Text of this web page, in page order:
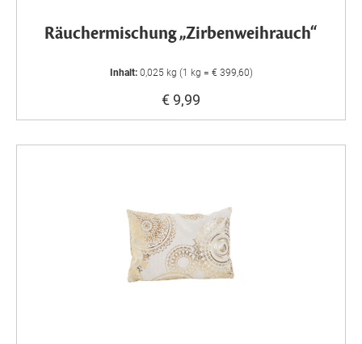
Räuchermischung „Zirbenweihrauch“
Inhalt: 0,025 kg (1 kg = € 399,60)
€ 9,99